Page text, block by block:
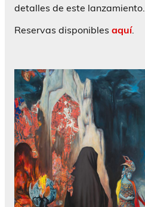
detalles de este lanzamiento.
Reservas disponibles aquí.